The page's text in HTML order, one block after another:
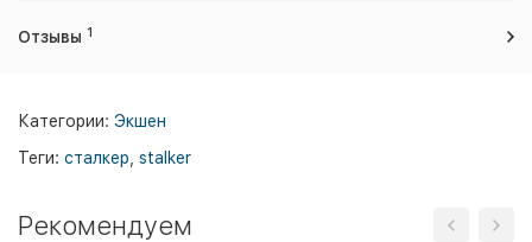
Отзывы 1
Категории: Экшен
Теги: сталкер stalker
Рекомендуем